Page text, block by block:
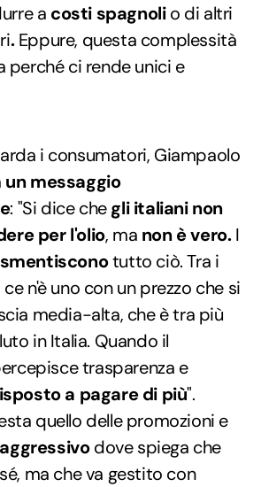
a costi spagnolio di altri
.Eppure, questa complessità
perché ci rende unici e
i consumatori, Giampaolo
un messaggio
: "Si dice chegli italiani non
per l'olio, ma non è vero.I
smentisconotutto ciò. Tra i
n'è uno con un prezzo che si
media-alta, che è tra più
in Italia. Quando il
trasparenza e
a pagare di più".
quello delle promozioni e
dove spiega che
ma che va gestito con